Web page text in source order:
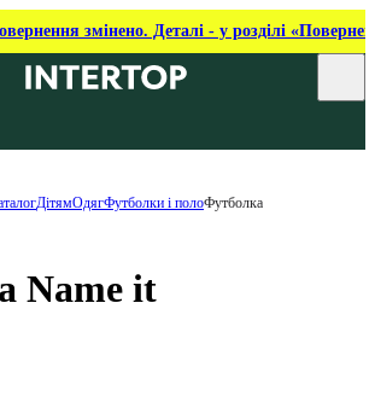
змінено. Деталі - у розділі
ДітямОдягФутболки і полоФутболка
Name it